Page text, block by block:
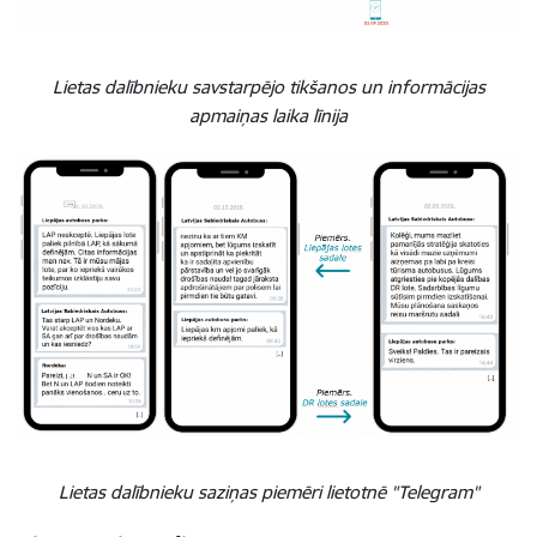
Lietas dalībnieku savstarpējo tikšanos un informācijas
apmaiņas laika līnija
Lietas dalībnieku saziņas piemēri lietotnē "Telegram"